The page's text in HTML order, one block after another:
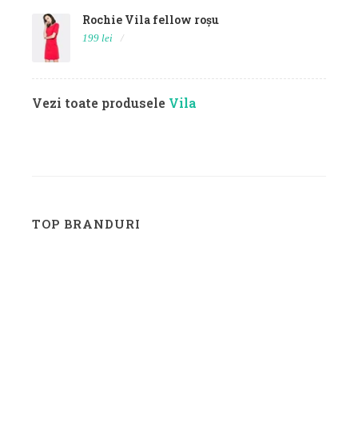
Rochie Vila fellow roșu
199 lei
Vezi toate produsele Vila
TOP BRANDURI